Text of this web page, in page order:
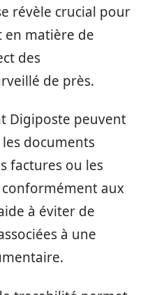
révèle crucial pour
en matière de
des
de près.
Digiposte peuvent
documents
factures ou les
aux
à éviter de
à une